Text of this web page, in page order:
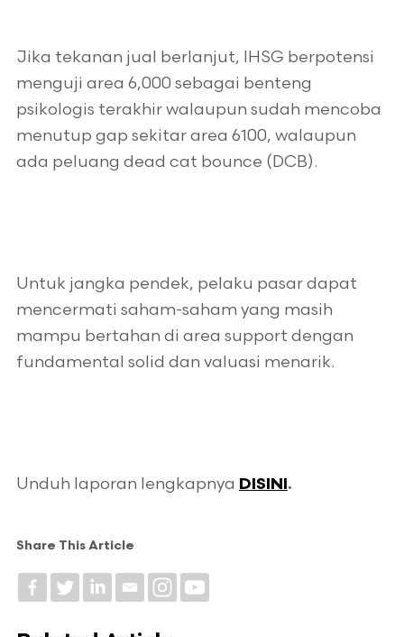
Jika tekanan jual berlanjut, IHSG berpotensi
menguji area 6,000 sebagai benteng
psikologis terakhir walaupun sudah mencoba
menutup gap sekitar area 6100, walaupun
ada peluang dead cat bounce (DCB).
Untuk jangka pendek, pelaku pasar dapat
mencermati saham-saham yang masih
mampu bertahan di area support dengan
fundamental solid dan valuasi menarik.
Unduh laporan lengkapnya DISINI.
Share This Article